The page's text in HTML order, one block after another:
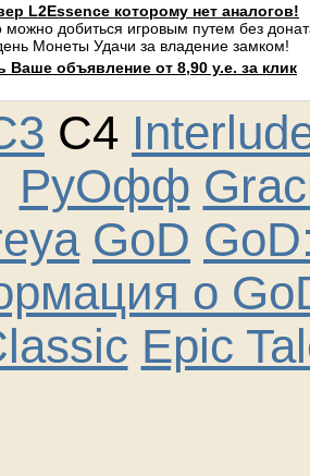
L2Essence которому нет аналогов!
можно добиться игровым путем без
Монеты Удачи за владение замком!
Ваше объявление от 8,90 у.е. за клик
C4
РуОфф
GoD
о
Epic